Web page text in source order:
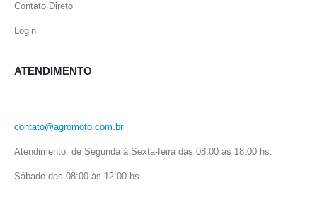
Contato Direto
Login
ATENDIMENTO
contato@agromoto.com.br
Atendimento: de Segunda à Sexta-feira das 08:00 às 18:00 hs.
Sábado das 08:00 às 12:00 hs.